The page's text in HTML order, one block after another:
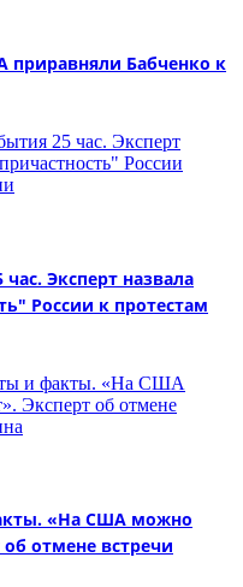
приравняли Бабченко к
Эксперт назвала
России к протестам
«На США можно
об отмене встречи